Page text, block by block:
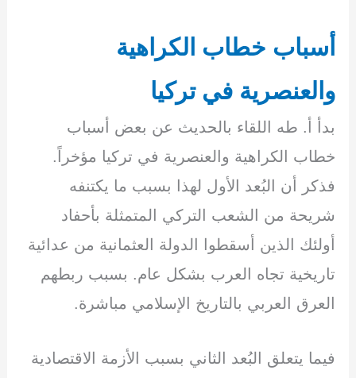
أسباب خطاب الكراهية
والعنصرية في تركيا
بدأ أ. طه اللقاء بالحديث عن بعض أسباب
خطاب الكراهية والعنصرية في تركيا مؤخراً.
فذكر أن البُعد الأول لهذا بسبب ما يكتنفه
شريحة من الشعب التركي المتمثلة بأحفاد
أولئك الذين أسقطوا الدولة العثمانية من عدائية
تاريخية تجاه العرب بشكل عام. بسبب ربطهم
العرق العربي بالتاريخ الإسلامي مباشرة.
فيما يتعلق البُعد الثاني بسبب الأزمة الاقتصادية